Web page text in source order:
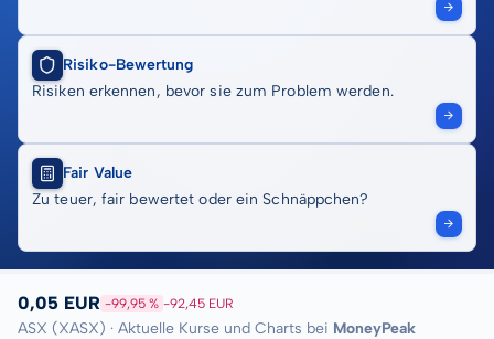
Risiko-Bewertung
Risiken erkennen, bevor sie zum Problem werden.
Fair Value
Zu teuer, fair bewertet oder ein Schnäppchen?
0,05 EUR -99,95 % -92,45 EUR
ASX (XASX) · Aktuelle Kurse und Charts bei MoneyPeak